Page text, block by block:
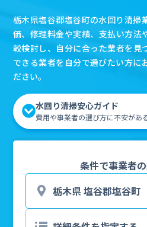
栃木県塩谷郡塩谷町の水回り清掃
価、修理料金や実績、支払い方法
較検討し、自分に合った業者を見
できる業者を自分で選びたい方に
ださい。
水回り清掃安心ガイド
費用や事業者の選び方に不安があ
条件で事業者